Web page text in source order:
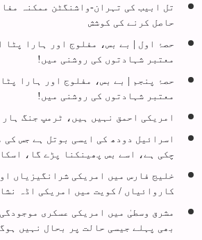
تل ابیب کی تہران-واشنگٹن ممکنہ
حاصل کرنے کی کوشش
حصۂ اول | بے بس، مفلوج اور ہارا پٹا
معتبر شہادتوں کی روشنی میں!
حصۂ پنجم | بے بس، مفلوج اور ہارا
معتبر شہادتوں کی روشنی میں!
امریکی احمق نہیں ہیں، ٹرمپ جنگ
اسرائیل دودھ کی ایسی بوتل ہے جس کی
چکی ہے، اسے بس پھینکنا پڑے گا،
خلیج فارس میں امریکی شرانگیزیاں
کاروائیاں / کویت میں امریکی اڈہ
مشرق وسطیٰ میں امریکی عسکری
بھی پہلے جیسی حالت پر بحال نہیں